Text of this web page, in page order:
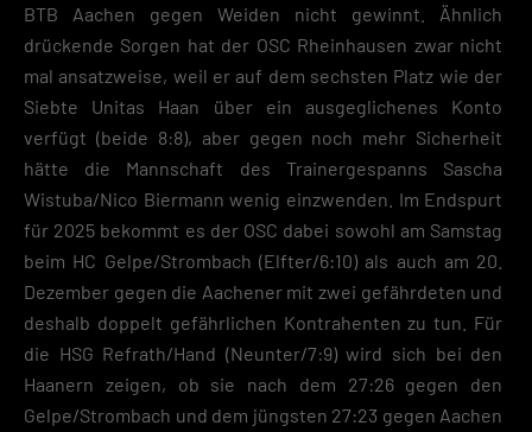
BTB Aachen gegen Weiden nicht gewinnt. Ähnlich
drückende Sorgen hat der OSC Rheinhausen zwar nicht
mal ansatzweise, weil er auf dem sechsten Platz wie der
Siebte Unitas Haan über ein ausgeglichenes Konto
verfügt (beide 8:8), aber gegen noch mehr Sicherheit
hätte die Mannschaft des Trainergespanns Sascha
Wistuba/Nico Biermann wenig einzwenden. Im Endspurt
für 2025 bekommt es der OSC dabei sowohl am Samstag
beim HC Gelpe/Strombach (Elfter/6:10) als auch am 20.
Dezember gegen die Aachener mit zwei gefährdeten und
deshalb doppelt gefährlichen Kontrahenten zu tun. Für
die HSG Refrath/Hand (Neunter/7:9) wird sich bei den
Haanern zeigen, ob sie nach dem 27:26 gegen den
Gelpe/Strombach und dem jüngsten 27:23 gegen Aachen